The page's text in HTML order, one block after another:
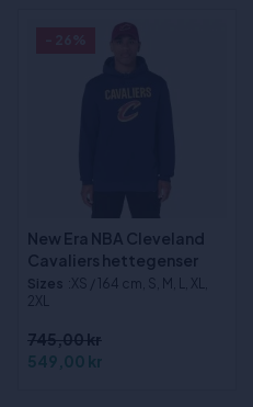
New Era NBA Cleveland
Cavaliers hettegenser
Sizes :XS / 164 cm, S, M, L, XL,
2XL
745,00 kr
549,00 kr